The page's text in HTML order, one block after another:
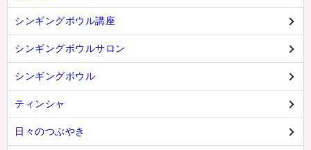
シンギングボウル講座
シンギングボウルサロン
シンギングボウル
ティンシャ
日々のつぶやき